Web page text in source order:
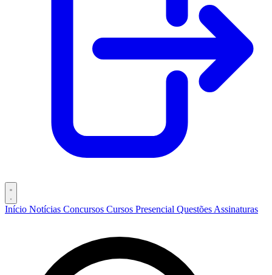
Início Notícias Concursos Cursos Presencial Questões Assinaturas